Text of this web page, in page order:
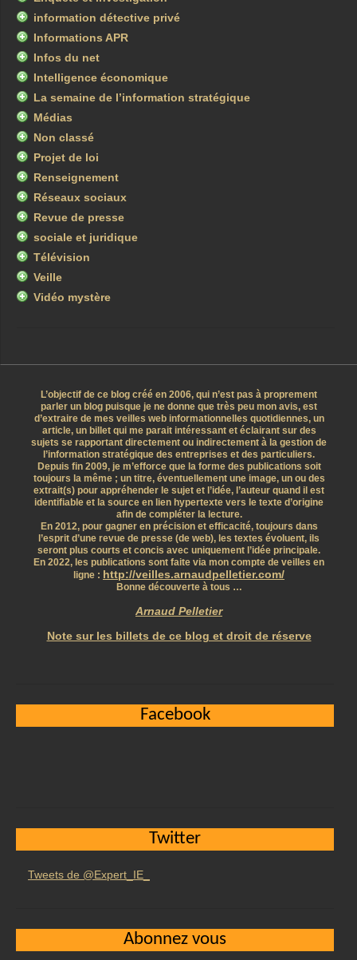
information détective privé
Informations APR
Infos du net
Intelligence économique
La semaine de l’information stratégique
Médias
Non classé
Projet de loi
Renseignement
Réseaux sociaux
Revue de presse
sociale et juridique
Télévision
Veille
Vidéo mystère
L’objectif de ce blog créé en 2006, qui n’est pas à proprement
parler un blog puisque je ne donne que très peu mon avis, est
d’extraire de mes veilles web informationnelles quotidiennes, un
article, un billet qui me parait intéressant et éclairant sur des
sujets se rapportant directement ou indirectement à la gestion de
l’information stratégique des entreprises et des particuliers.
Depuis fin 2009, je m’efforce que la forme des publications soit
toujours la même ; un titre, éventuellement une image, un ou des
extrait(s) pour appréhender le sujet et l’idée, l’auteur quand il est
identifiable et la source en lien hypertexte vers le texte d’origine
afin de compléter la lecture.
En 2012, pour gagner en précision et efficacité, toujours dans
l’esprit d’une revue de presse (de web), les textes évoluent, ils
seront plus courts et concis avec uniquement l’idée principale.
En 2022, les publications sont faite via mon compte de veilles en
ligne : http://veilles.arnaudpelletier.com/
Bonne découverte à tous …
Arnaud Pelletier
Note sur les billets de ce blog et droit de réserve
Facebook
Twitter
Tweets de @Expert_IE_
Abonnez vous